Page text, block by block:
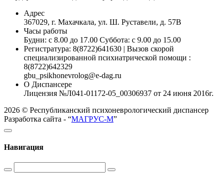
Адрес
367029, г. Махачкала, ул. Ш. Руставели, д. 57В
Часы работы
Будни: с 8.00 до 17.00 Суббота: с 9.00 до 15.00
Регистратура: 8(8722)641630 | Вызов скорой
специализированной психиатрической помощи :
8(8722)642329
gbu_psikhonevrolog@e-dag.ru
О Диспансере
Лицензия №Л041-01172-05_00306937 от 24 июня 2016г.
2026 © Республиканский психоневрологический диспансер
Разработка сайта - “МАГРУС-М”
Навигация